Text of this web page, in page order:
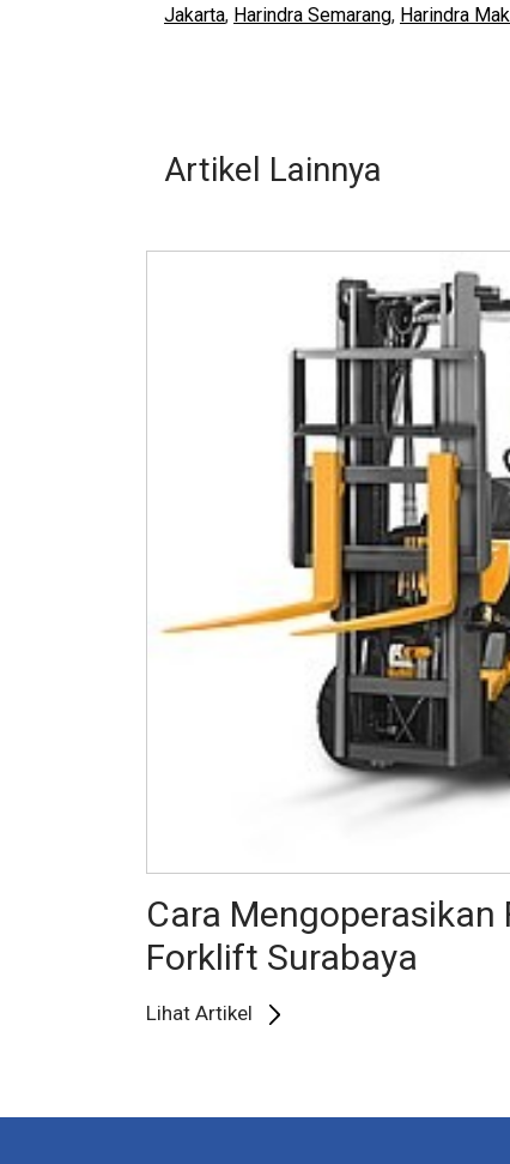
Jakarta, Harindra Semarang, Harindra
Artikel Lainnya
Cara Mengoperasikan
Forklift Surabaya
Lihat Artikel